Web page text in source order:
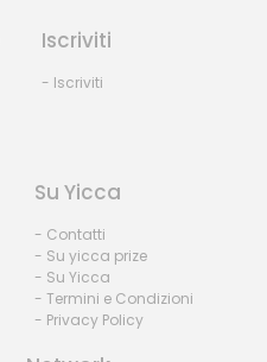
Iscriviti
- Iscriviti
Su Yicca
- Contatti
- Su yicca prize
- Su Yicca
- Termini e Condizioni
- Privacy Policy